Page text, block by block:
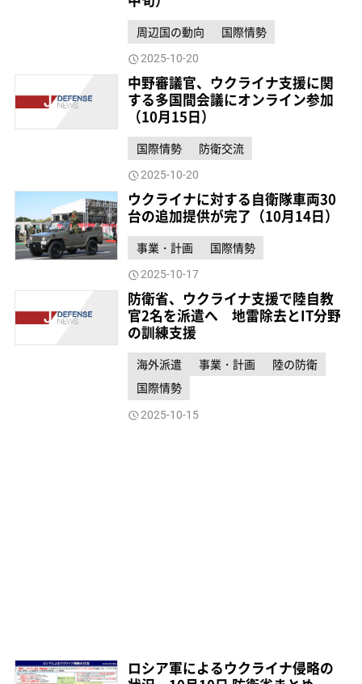
周辺国の動向 国際情勢
2025-10-20
中野審議官、ウクライナ支援に関
する多国間会議にオンライン参加
（10月15日）
国際情勢 防衛交流
2025-10-20
ウクライナに対する自衛隊車両30
台の追加提供が完了（10月14日）
事業・計画 国際情勢
2025-10-17
防衛省、ウクライナ支援で陸自教
官2名を派遣へ 地雷除去とIT分野
の訓練支援
海外派遣 事業・計画
陸の防衛
国際情勢
2025-10-15
ロシア軍によるウクライナ侵略の